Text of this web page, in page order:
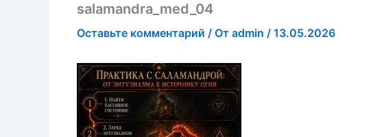
salamandra_med_04
Оставьте комментарий / От admin / 13.05.2026